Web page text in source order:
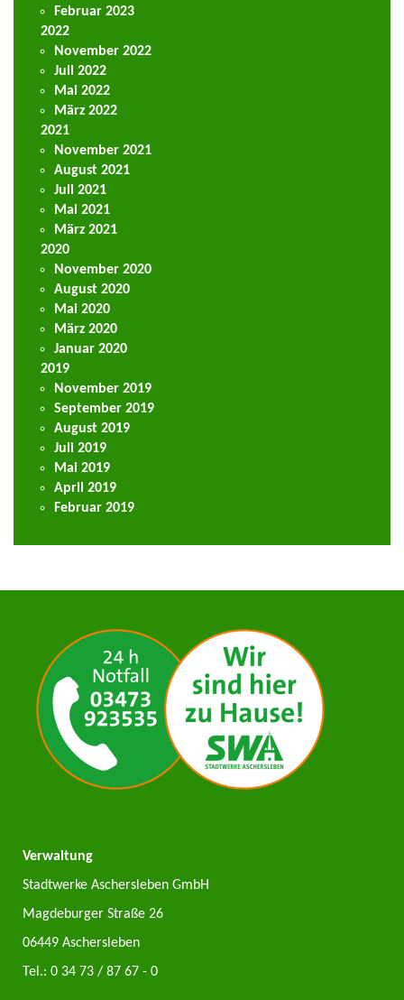
Februar 2023
2022
November 2022
Juli 2022
Mai 2022
März 2022
2021
November 2021
August 2021
Juli 2021
Mai 2021
März 2021
2020
November 2020
August 2020
Mai 2020
März 2020
Januar 2020
2019
November 2019
September 2019
August 2019
Juli 2019
Mai 2019
April 2019
Februar 2019
Verwaltung
Stadtwerke Aschersleben GmbH
Magdeburger Straße 26
06449 Aschersleben
Tel.: 0 34 73 / 87 67 - 0